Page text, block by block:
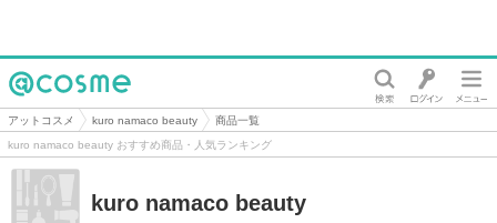
@cosme
アットコスメ kuro namaco beauty
商品一覧
kuro namaco beauty おすすめ商品・人気ランキング
kuro namaco beauty